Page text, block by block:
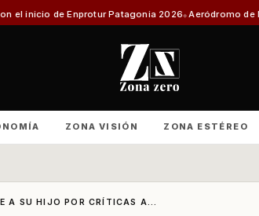
Patagonia 2026 Aeródromo de Natales:
ZONA VISIÓN ZONA ESTÉREO
A SU HIJO POR CRÍTICAS A...